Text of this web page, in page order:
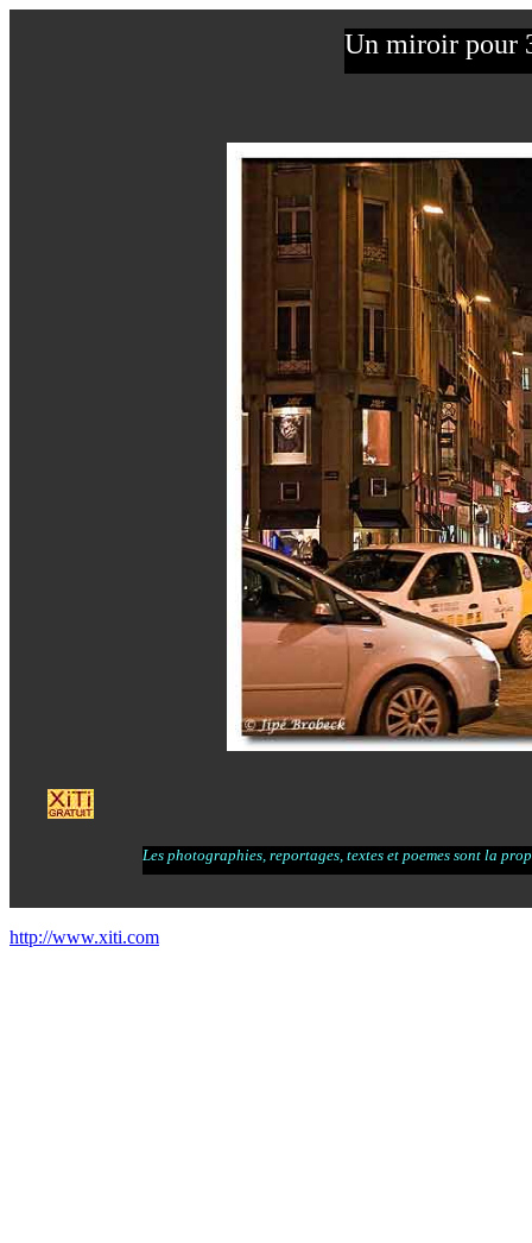
Un miroir pour
Les photographies, reportages, textes et poemes sont la
http://www.xiti.com